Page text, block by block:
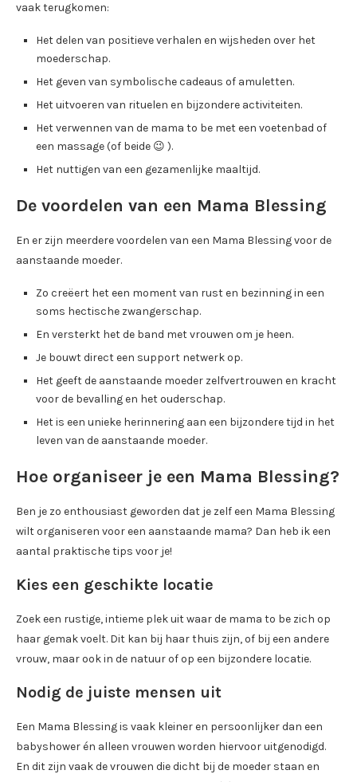
vaak terugkomen:
Het delen van positieve verhalen en wijsheden over het
moederschap.
Het geven van symbolische cadeaus of amuletten.
Het uitvoeren van rituelen en bijzondere activiteiten.
Het verwennen van de mama to be met een voetenbad of
een massage (of beide 😉 ).
Het nuttigen van een gezamenlijke maaltijd.
De voordelen van een Mama Blessing
En er zijn meerdere voordelen van een Mama Blessing voor de
aanstaande moeder.
Zo creëert het een moment van rust en bezinning in een
soms hectische zwangerschap.
En versterkt het de band met vrouwen om je heen.
Je bouwt direct een support netwerk op.
Het geeft de aanstaande moeder zelfvertrouwen en kracht
voor de bevalling en het ouderschap.
Het is een unieke herinnering aan een bijzondere tijd in het
leven van de aanstaande moeder.
Hoe organiseer je een Mama Blessing?
Ben je zo enthousiast geworden dat je zelf een Mama Blessing
wilt organiseren voor een aanstaande mama? Dan heb ik een
aantal praktische tips voor je!
Kies een geschikte locatie
Zoek een rustige, intieme plek uit waar de mama to be zich op
haar gemak voelt. Dit kan bij haar thuis zijn, of bij een andere
vrouw, maar ook in de natuur of op een bijzondere locatie.
Nodig de juiste mensen uit
Een Mama Blessing is vaak kleiner en persoonlijker dan een
babyshower én alleen vrouwen worden hiervoor uitgenodigd.
En dit zijn vaak de vrouwen die dicht bij de moeder staan en